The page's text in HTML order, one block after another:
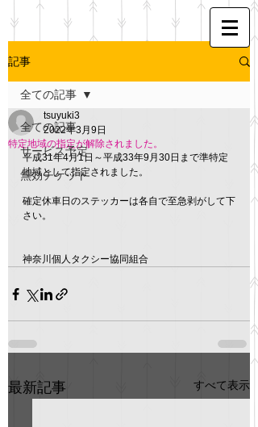
記事
全ての記事
サービス予定
無効チケット
全ての記事
特定地域の指定が解除されました。
tsuyuki3
2022年3月9日
平成31年4月1日～平成33年9月30日まで準特定
地域として指定されました。
確定休車日のステッカーは各自で至急剥がして下
さい。
神奈川個人タクシー協同組合
最新記事 すべて表示